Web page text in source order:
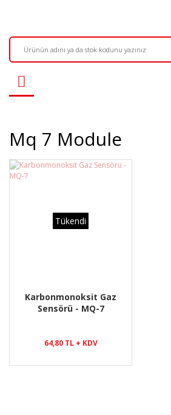
Mq 7 Module
Tükendi
Karbonmonoksit Gaz
Sensörü - MQ-7
64,80 TL + KDV